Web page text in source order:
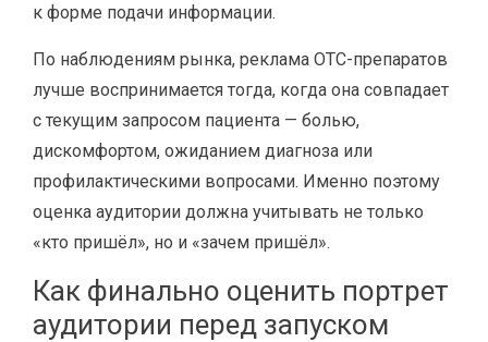
к форме подачи информации.
По наблюдениям рынка, реклама OTC-препаратов
лучше воспринимается тогда, когда она совпадает
с текущим запросом пациента — болью,
дискомфортом, ожиданием диагноза или
профилактическими вопросами. Именно поэтому
оценка аудитории должна учитывать не только
«кто пришёл», но и «зачем пришёл».
Как финально оценить портрет
аудитории перед запуском